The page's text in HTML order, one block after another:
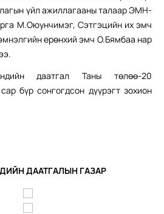
үйл ажиллагааны талаар ЭМН-
М.Оюунчимэг, Сэтгэцийн их эмч
ерөнхий эмч О.Бямбаа нар
даатгал Таны төлөө-20
бүр сонгогдсон дүүрэгт зохион
ДААТГАЛЫН ГАЗАР